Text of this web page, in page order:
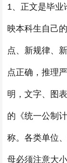
1、正文是毕业
映本科生自己
点、新规律、
点正确，推理
明，文字、图
的《统一公制
称。各类单位
母必须注意大